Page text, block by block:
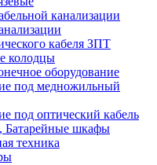
канализации
кабеля ЗПТ
колодцы
оборудование
под медножильный
под оптический кабель
шкафы
техника